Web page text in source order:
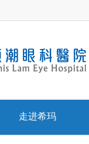
走进希玛